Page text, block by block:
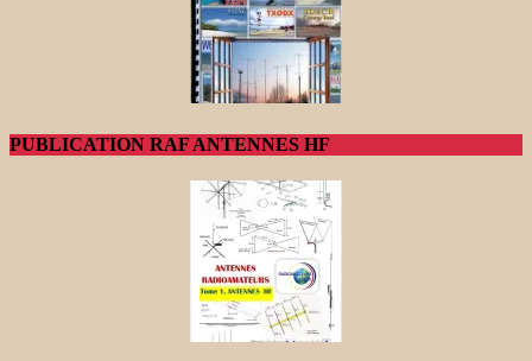
PUBLICATION RAF ANTENNES HF